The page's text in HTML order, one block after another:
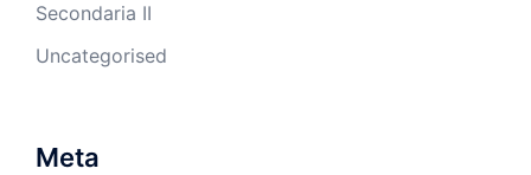
Secondaria II
Uncategorised
Meta